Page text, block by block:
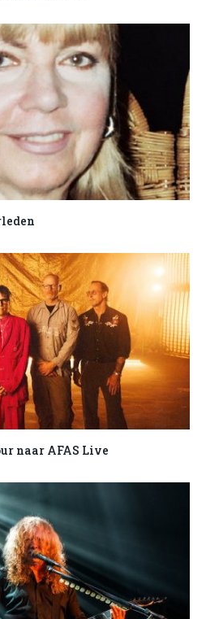
naar AFAS Live